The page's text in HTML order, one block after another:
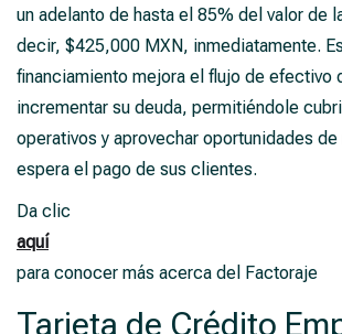
un adelanto de hasta el 85% del valor de
decir, $425,000 MXN, inmediatamente.
financiamiento mejora el flujo de efectivo
incrementar su deuda, permitiéndole
operativos y aprovechar oportunidades
espera el pago de sus clientes.
Da clic
aquí
para conocer más acerca del Factoraje
Tarjeta de Crédito